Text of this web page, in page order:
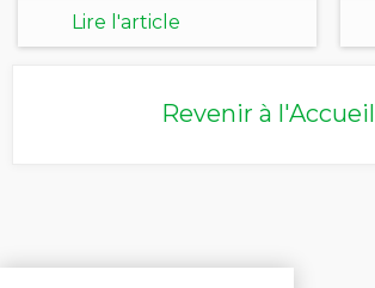
Lire l'article
Revenir à l'Accueil